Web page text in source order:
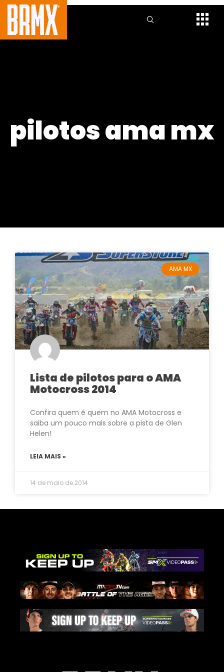
pilotos ama mx
AMA MX
Lista de pilotos para o AMA
Motocross 2014
Confira quem é quem no AMA Motocross e
saiba um pouco mais sobre a pista de Glen
Helen!
LEIA MAIS »
14 de maio de 2014